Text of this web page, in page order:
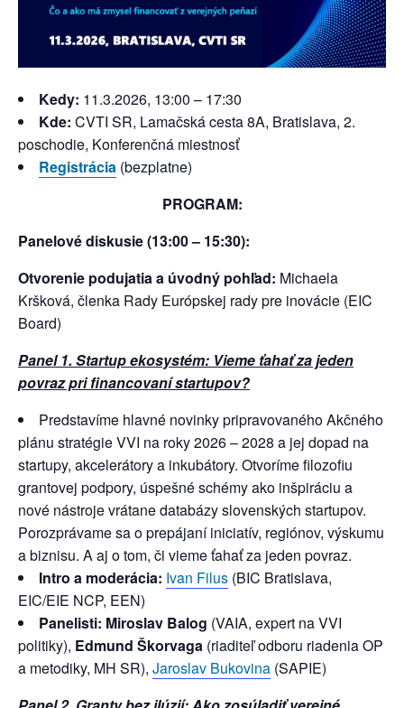
Kedy: 11.3.2026, 13:00 – 17:30
Kde: CVTI SR, Lamačská cesta 8A, Bratislava, 2.
poschodie, Konferenčná miestnosť
Registrácia (bezplatne)
PROGRAM:
Panelové diskusie (13:00 – 15:30):
Otvorenie podujatia a úvodný pohľad: Michaela
Kršková, členka Rady Európskej rady pre inovácie (EIC
Board)
Panel 1. Startup ekosystém: Vieme ťahať za jeden
povraz pri financovaní startupov?
Predstavíme hlavné novinky pripravovaného Akčného
plánu stratégie VVI na roky 2026 – 2028 a jej dopad na
startupy, akcelerátory a inkubátory. Otvoríme filozofiu
grantovej podpory, úspešné schémy ako inšpiráciu a
nové nástroje vrátane databázy slovenských startupov.
Porozprávame sa o prepájaní iniciatív, regiónov, výskumu
a biznisu. A aj o tom, či vieme ťahať za jeden povraz.
Intro a moderácia: Ivan Filus (BIC Bratislava,
EIC/EIE NCP, EEN)
Panelisti: Miroslav Balog (VAIA, expert na VVI
politiky), Edmund Škorvaga (riaditeľ odboru riadenia OP
a metodiky, MH SR), Jaroslav Bukovina (SAPIE)